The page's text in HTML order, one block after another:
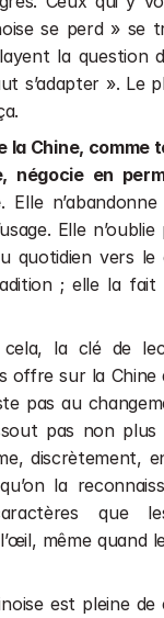
se perd » se
la question
s’adapter ». Le
la Chine, comme
négocie en
. Elle
Elle
quotidien vers le
; elle la fait
cela, la clé de
offre sur la Chine
pas au
pas non plus
discrètement,
la
que
même quand
est pleine de